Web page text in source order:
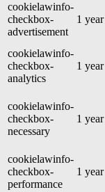
cookielawinfo-
checkbox-
advertisement
1 year
cookielawinfo-
checkbox-
analytics
1 year
cookielawinfo-
checkbox-
necessary
1 year
cookielawinfo-
checkbox-
performance
1 year